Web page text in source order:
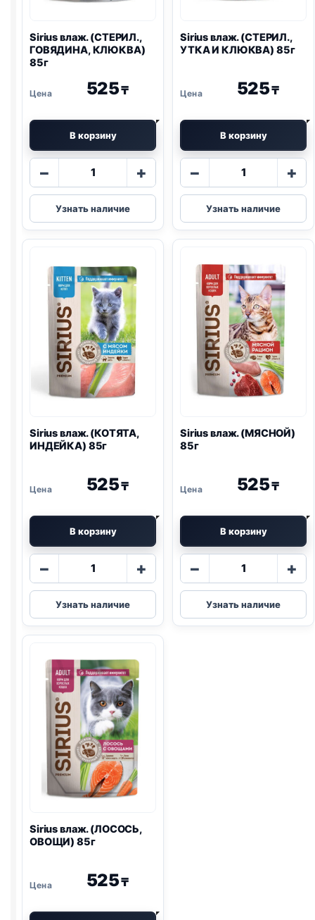
Sirius влаж. (СТЕРИЛ.,
ГОВЯДИНА, КЛЮКВА)
85г
525₸
В корзину
−
Количество
Sirius
влаж.
(СТЕРИЛ.,
КЛЮКВА)
85г
+
Узнать наличие
Sirius влаж. (СТЕРИЛ.,
УТКА И КЛЮКВА) 85г
525₸
В корзину
−
Количество
Sirius
влаж.
(СТЕРИЛ.,
И
КЛЮКВА)
85г
+
Узнать наличие
Sirius влаж. (КОТЯТА,
ИНДЕЙКА) 85г
525₸
В корзину
−
Количество
Sirius
влаж.
(КОТЯТА,
85г
+
Узнать наличие
Sirius влаж. (МЯСНОЙ)
85г
525₸
В корзину
−
Количество
Sirius
влаж.
(МЯСНОЙ)
+
Узнать наличие
Sirius влаж. (ЛОСОСЬ,
ОВОЩИ) 85г
525₸